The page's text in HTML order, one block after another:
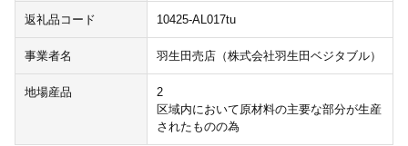
返礼品コード 10425-AL017tu
事業者名 羽生田売店（株式会社羽生田ベジタブル）
地場産品
2
区域内において原材料の主要な部分が生産
されたものの為